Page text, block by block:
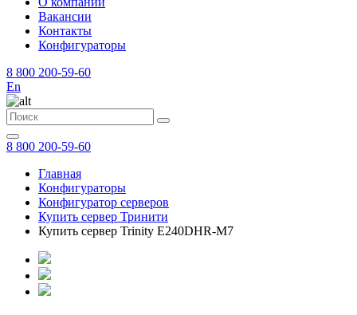
Вакансии
Контакты
Конфигураторы
8 800 200-59-60
En
8 800 200-59-60
Главная
Конфигураторы
Конфигуратор серверов
Купить сервер Тринити
Купить сервер Trinity E240DHR-M7